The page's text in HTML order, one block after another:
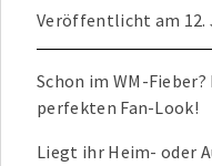
Veröffentlicht am 12.
Schon im WM-
perfekten Fan-Look!
Liegt ihr Heim- oder